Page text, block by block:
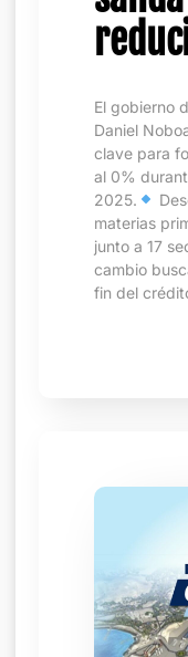
El gobierno
Daniel
clave para
al 0%
2025.
materias
junto a 17
cambio
fin del